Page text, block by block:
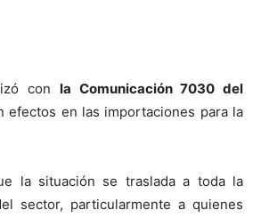
con la Comunicación 7030 del
efectos en las importaciones para la
la situación se traslada a toda la
sector, particularmente a quienes